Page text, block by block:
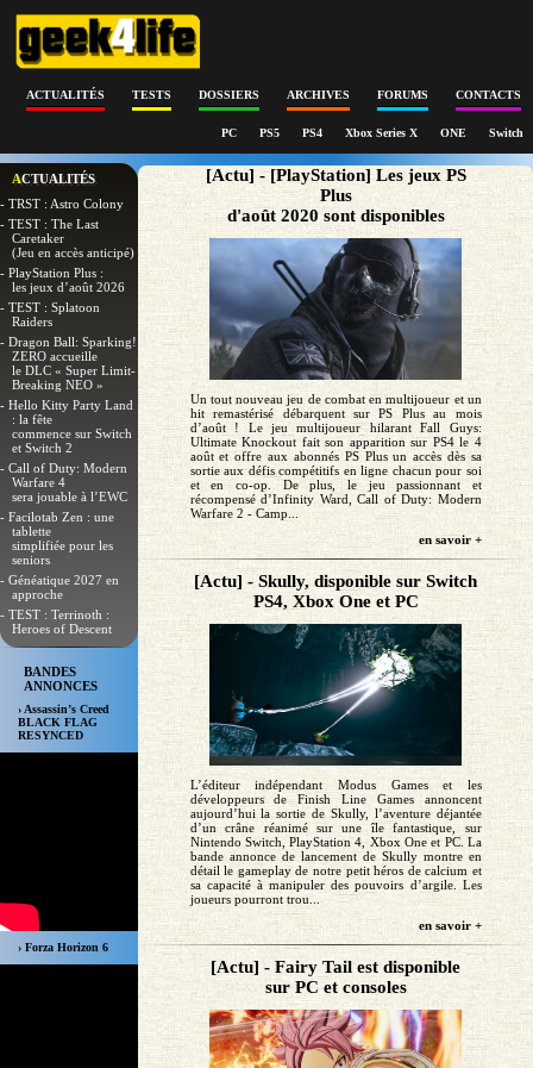
ACTUALITÉS TESTS DOSSIERS ARCHIVES FORUMS CONTACTS
PC PS5 PS4 Xbox Series X ONE Switch
ACTUALITÉS
- TRST : Astro Colony
- TEST : The Last
Caretaker
(Jeu en accès anticipé)
- PlayStation Plus :
les jeux d’août 2026
- TEST : Splatoon
Raiders
- Dragon Ball: Sparking!
ZERO accueille
le DLC « Super Limit-
Breaking NEO »
- Hello Kitty Party Land
: la fête
commence sur Switch
et Switch 2
- Call of Duty: Modern
Warfare 4
sera jouable à l’EWC
- Facilotab Zen : une
tablette
simplifiée pour les
seniors
- Généatique 2027 en
approche
- TEST : Terrinoth :
Heroes of Descent
BANDES
ANNONCES
› Assassin’s Creed
BLACK FLAG
RESYNCED
› Forza Horizon 6
[Actu] - [PlayStation] Les jeux PS
Plus
d'août 2020 sont disponibles
Un tout nouveau jeu de combat en multijoueur et un
hit remastérisé débarquent sur PS Plus au mois
d’août ! Le jeu multijoueur hilarant Fall Guys:
Ultimate Knockout fait son apparition sur PS4 le 4
août et offre aux abonnés PS Plus un accès dès sa
sortie aux défis compétitifs en ligne chacun pour soi
et en co-op. De plus, le jeu passionnant et
récompensé d’Infinity Ward, Call of Duty: Modern
Warfare 2 - Camp...
en savoir +
[Actu] - Skully, disponible sur Switch
PS4, Xbox One et PC
L’éditeur indépendant Modus Games et les
développeurs de Finish Line Games annoncent
aujourd’hui la sortie de Skully, l’aventure déjantée
d’un crâne réanimé sur une île fantastique, sur
Nintendo Switch, PlayStation 4, Xbox One et PC. La
bande annonce de lancement de Skully montre en
détail le gameplay de notre petit héros de calcium et
sa capacité à manipuler des pouvoirs d’argile. Les
joueurs pourront trou...
en savoir +
[Actu] - Fairy Tail est disponible
sur PC et consoles